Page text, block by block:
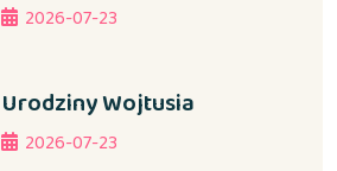
2026-07-23
Urodziny Wojtusia
2026-07-23